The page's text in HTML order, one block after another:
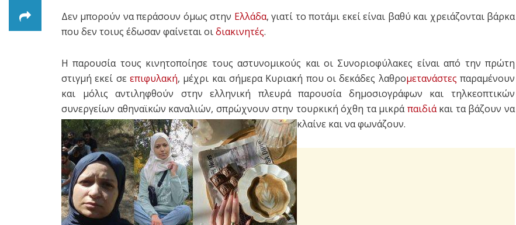
Δεν μπορούν να περάσουν όμως στην Ελλάδα, γιατί το ποτάμι εκεί είναι βαθύ και χρειάζονται βάρκα
που δεν τοιυς έδωσαν φαίνεται οιδιακινητές.
Η παρουσία τους κινητοποίησε τους αστυνομικούς και οι Συνοριοφύλακες είναι από την πρώτη
στιγμή εκεί σε επιφυλακή, μέχρι και σήμερα Κυριακή που οι δεκάδες λαθρομετανάστες παραμένουν
και μόλις αντιληφθούν στην ελληνική πλευρά παρουσία δημοσιογράφων και τηλκεοπτικών
συνεργείων αθηναϊκών καναλιών, σπρώχνουν στην τουρκική όχθη τα μικράπαιδιάκαι τα βάζουν να
κλαίνε και να φωνάζουν.